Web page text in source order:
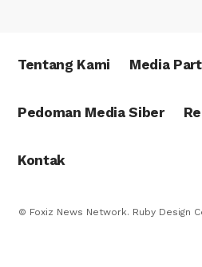
Tentang Kami Media
Pedoman Media Siber
Kontak
© Foxiz News Network. Ruby Design